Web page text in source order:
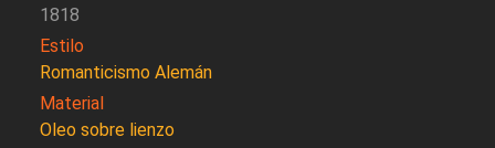
1818
Estilo
Romanticismo Alemán
Material
Oleo sobre lienzo